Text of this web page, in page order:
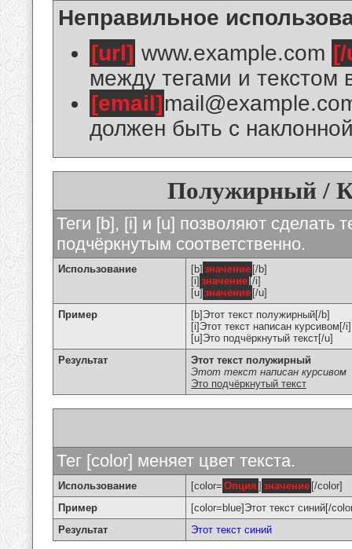
Неправильное
[url] www.example.com
между тегами и текстом
[email]
должен быть с
Полужирный /
Теги [b], [i] и [u] позволяют сделать
подчёркнутым соответственно.
Использование [b] значение [/b]
[i] значение [/i]
[u] значение [/u]
Пример
[b]Этот текст полужирный[/b]
[i]Этот текст написан курсивом[/i]
[u]Это подчёркнутый текст[/u]
Результат
Этот текст полужирный
Этот текст написан курсивом
Это подчёркнутый текст
Тег [color] меняет цвет текста.
Использование [color= Опция ] значение [/color]
Пример
[color=blue]Этот текст синий[/
Результат
Этот текст синий